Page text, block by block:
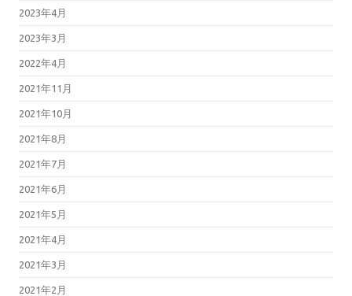
2023年4月
2023年3月
2022年4月
2021年11月
2021年10月
2021年8月
2021年7月
2021年6月
2021年5月
2021年4月
2021年3月
2021年2月